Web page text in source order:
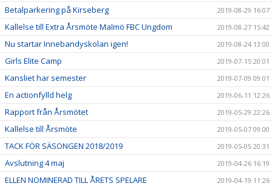
Betalparkering på Kirseberg 2019-08-29 16:07
Kallelse till Extra Årsmöte Malmö FBC Ungdom 2019-08-27 15:42
Nu startar Innebandyskolan igen! 2019-08-24 13:00
Girls Elite Camp 2019-07-15 20:01
Kansliet har semester 2019-07-09 09:01
En actionfylld helg 2019-06-11 12:26
Rapport från Årsmötet 2019-05-29 22:26
Kallelse till Årsmöte 2019-05-07 09:00
TACK FÖR SÄSONGEN 2018/2019 2019-05-05 20:31
Avslutning 4 maj 2019-04-26 16:19
ELLEN NOMINERAD TILL ÅRETS SPELARE 2019-04-19 11:26